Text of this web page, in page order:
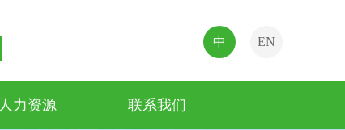
中 EN
人力资源 联系我们